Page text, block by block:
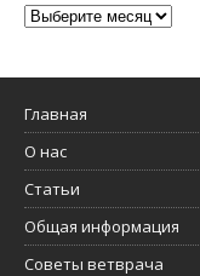
Главная
О нас
Статьи
Общая информация
Советы ветврача